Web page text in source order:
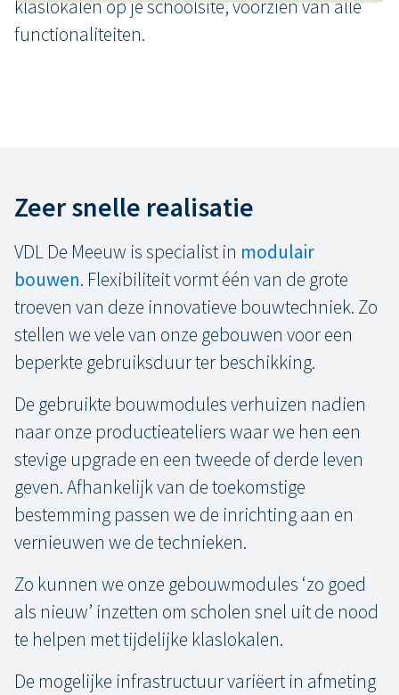
klaslokalen op je schoolsite, voorzien van alle
functionaliteiten.
Zeer snelle realisatie
VDL De Meeuw is specialist in modulair
bouwen. Flexibiliteit vormt één van de grote
troeven van deze innovatieve bouwtechniek. Zo
stellen we vele van onze gebouwen voor een
beperkte gebruiksduur ter beschikking.
De gebruikte bouwmodules verhuizen nadien
naar onze productieateliers waar we hen een
stevige upgrade en een tweede of derde leven
geven. Afhankelijk van de toekomstige
bestemming passen we de inrichting aan en
vernieuwen we de technieken.
Zo kunnen we onze gebouwmodules ‘zo goed
als nieuw’ inzetten om scholen snel uit de nood
te helpen met tijdelijke klaslokalen.
De mogelijke infrastructuur variëert in afmeting